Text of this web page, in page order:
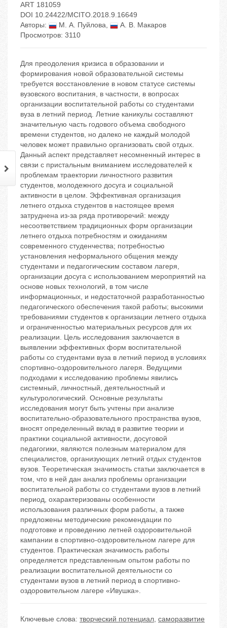
ART 181059
DOI 10.24422/MCITO.2018.9.16649
Авторы:
М. А. Пуйлова,
А. В. Макаров
Просмотров: 3110
Для преодоления кризиса в образовании и
формирования новой образовательной системы
требуется восстановление в новом статусе системы
вузовского воспитания, в частности, в вопросах
организации воспитательной работы со студентами
вуза в летний период. Летние каникулы составляют
значительную часть годового объема свободного
времени студентов, но далеко не каждый молодой
человек может правильно организовать свой отдых.
Данный аспект представляет несомненный интерес в
связи с пристальным вниманием исследователей к
проблемам траектории личностного развития
студентов, молодежного досуга и социальной
активности в целом. Эффективная организация
летнего отдыха студентов в настоящее время
затруднена из-за ряда противоречий: между
несоответствием традиционных форм организации
летнего отдыха потребностям и ожиданиям
современного студенчества; потребностью
установления неформального общения между
студентами и педагогическим составом лагеря,
организации досуга с использованием мероприятий на
основе новых технологий, в том числе
информационных, и недостаточной разработанностью
педагогического обеспечения такой работы; высокими
требованиями студентов к организации летнего отдыха
и ограниченностью материальных ресурсов для их
реализации. Цель исследования заключается в
выявлении эффективных форм воспитательной
работы со студентами вуза в летний период в условиях
спортивно-оздоровительного лагеря. Ведущими
подходами к исследованию проблемы явились
системный, личностный, деятельностный и
культурологический. Основные результаты
исследования могут быть учтены при анализе
воспитательно-образовательного пространства вузов,
вносят определенный вклад в развитие теории и
практики социальной активности, досуговой
педагогики, являются полезным материалом для
специалистов, организующих летний отдых студентов
вузов. Теоретическая значимость статьи заключается в
том, что в ней дан анализ проблемы организации
воспитательной работы со студентами вузов в летний
период, охарактеризованы особенности
использования различных форм работы, а также
предложены методические рекомендации по
подготовке и проведению летней оздоровительной
кампании в спортивно-оздоровительном лагере для
студентов. Практическая значимость работы
определяется представленным опытом работы по
реализации воспитательной деятельности со
студентами вузов в летний период в спортивно-
оздоровительном лагере «Ивушка».
Ключевые слова: творческий потенциал, саморазвитие